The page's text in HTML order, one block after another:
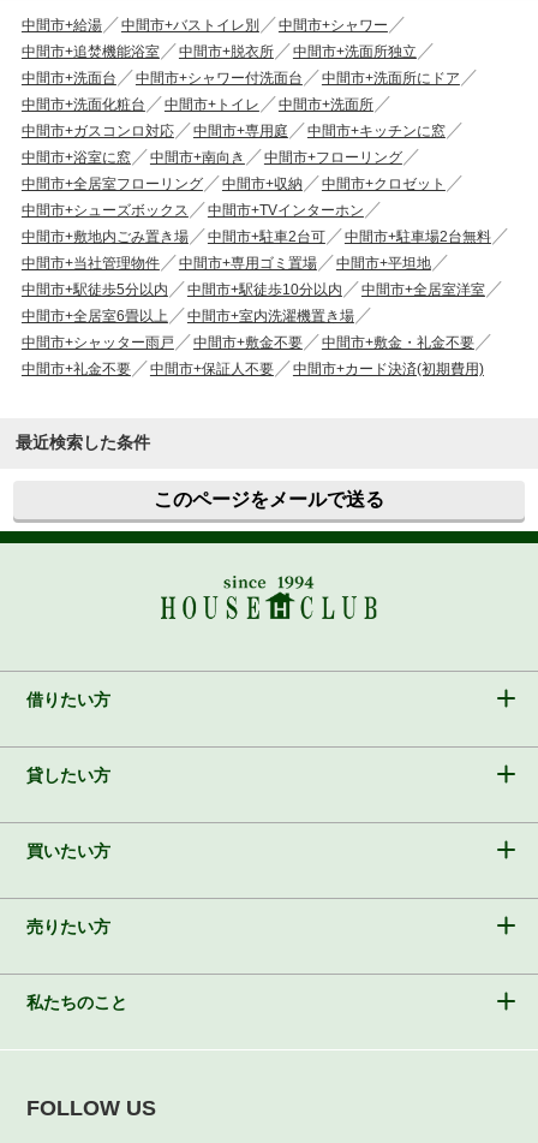
中間市+給湯 中間市+バストイレ別
中間市+シャワー
中間市+追焚機能浴室
中間市+脱衣所
中間市+洗面所独立
中間市+洗面台
中間市+シャワー付洗面台
中間市+洗面所にドア
中間市+洗面化粧台
中間市+トイレ
中間市+洗面所
中間市+ガスコンロ対応
中間市+専用庭
中間市+キッチンに窓
中間市+浴室に窓
中間市+南向き
中間市+フローリング
中間市+全居室フローリング
中間市+収納
中間市+クロゼット
中間市+シューズボックス
中間市+TVインターホン
中間市+敷地内ごみ置き場
中間市+駐車2台可
中間市+駐車場2台無料
中間市+当社管理物件
中間市+専用ゴミ置場
中間市+平坦地
中間市+駅徒歩5分以内
中間市+駅徒歩10分以内
中間市+全居室洋室
中間市+全居室6畳以上
中間市+室内洗濯機置き場
中間市+シャッター雨戸
中間市+敷金不要
中間市+敷金・礼金不要
中間市+礼金不要
中間市+保証人不要 中間市+カード決済(初期費用)
最近検索した条件
このページをメールで送る
借りたい方
貸したい方
買いたい方
売りたい方
私たちのこと
FOLLOW US